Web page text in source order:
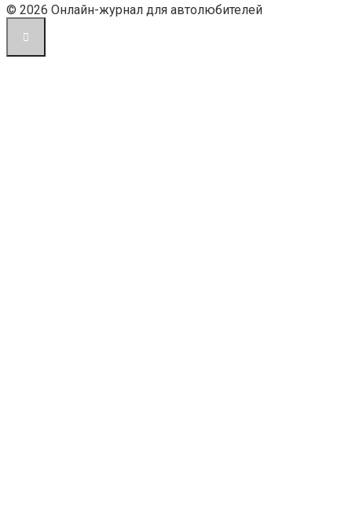
© 2026 Онлайн-журнал для автолюбителей